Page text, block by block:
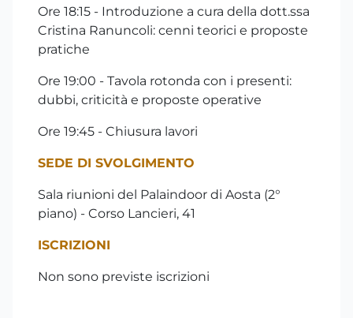
Ore 18:15 - Introduzione a cura della dott.ssa
Cristina Ranuncoli: cenni teorici e proposte
pratiche
Ore 19:00 - Tavola rotonda con i presenti:
dubbi, criticità e proposte operative
Ore 19:45 - Chiusura lavori
SEDE DI SVOLGIMENTO
Sala riunioni del Palaindoor di Aosta (2°
piano) - Corso Lancieri, 41
ISCRIZIONI
Non sono previste iscrizioni